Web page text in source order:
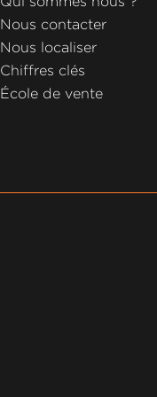
Nous contacter
Nous localiser
Chiffres clés
École de vente